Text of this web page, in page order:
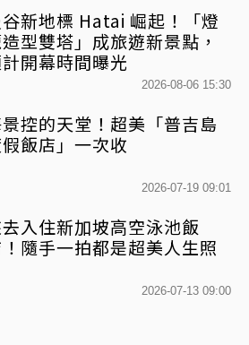
新地標 Hatai 崛起！「燈
型雙塔」成旅遊新景點，
開幕時間曝光
2026-08-06 15:30
控的天堂！超美「普吉島
飯店」一次收
2026-07-19 09:01
入住新加坡高空泳池飯
隨手一拍都是超美人生照
2026-07-13 09:00